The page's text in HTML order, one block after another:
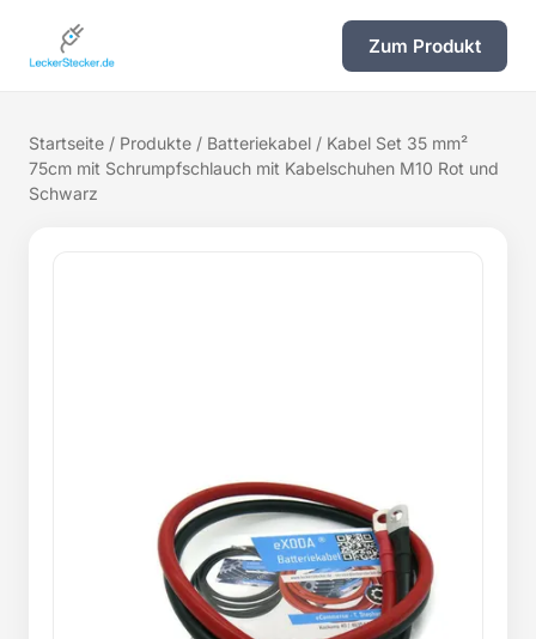
Zum Produkt
Startseite / Produkte / Batteriekabel / Kabel Set 35 mm²
75cm mit Schrumpfschlauch mit Kabelschuhen M10 Rot und
Schwarz